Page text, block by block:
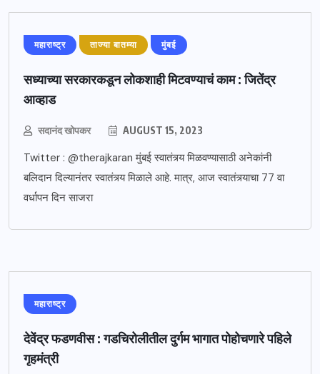
महाराष्ट्र ताज्या बातम्या मुंबई
सध्याच्या सरकारकडून लोकशाही मिटवण्याचं काम : जितेंद्र
आव्हाड
सदानंद खोपकर AUGUST 15, 2023
Twitter : @therajkaran मुंबई स्वातंत्र्य मिळवण्यासाठी अनेकांनी
बलिदान दिल्यानंतर स्वातंत्र्य मिळाले आहे. मात्र, आज स्वातंत्र्याचा 77 वा
वर्धापन दिन साजरा
महाराष्ट्र
देवेंद्र फडणवीस : गडचिरोलीतील दुर्गम भागात पोहोचणारे पहिले
गृहमंत्री